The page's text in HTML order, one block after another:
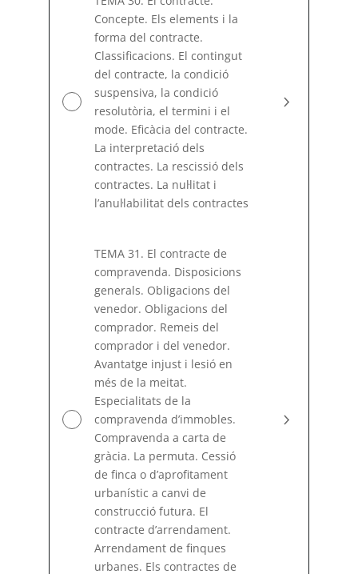
Concepte. Els elements i la
forma del contracte.
Classificacions. El contingut
del contracte, la condició
suspensiva, la condició
resolutòria, el termini i el
mode. Eficàcia del contracte.
La interpretació dels
contractes. La rescissió dels
contractes. La nuŀlitat i
l’anuŀlabilitat dels contractes
TEMA 31. El contracte de
compravenda. Disposicions
generals. Obligacions del
venedor. Obligacions del
comprador. Remeis del
comprador i del venedor.
Avantatge injust i lesió en
més de la meitat.
Especialitats de la
compravenda d’immobles.
Compravenda a carta de
gràcia. La permuta. Cessió
de finca o d’aprofitament
urbanístic a canvi de
construcció futura. El
contracte d’arrendament.
Arrendament de finques
urbanes. Els contractes de